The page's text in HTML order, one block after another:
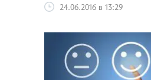
24.06.2016 в 13:29